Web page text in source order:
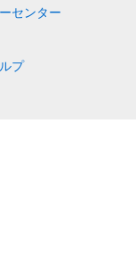
センター
プ